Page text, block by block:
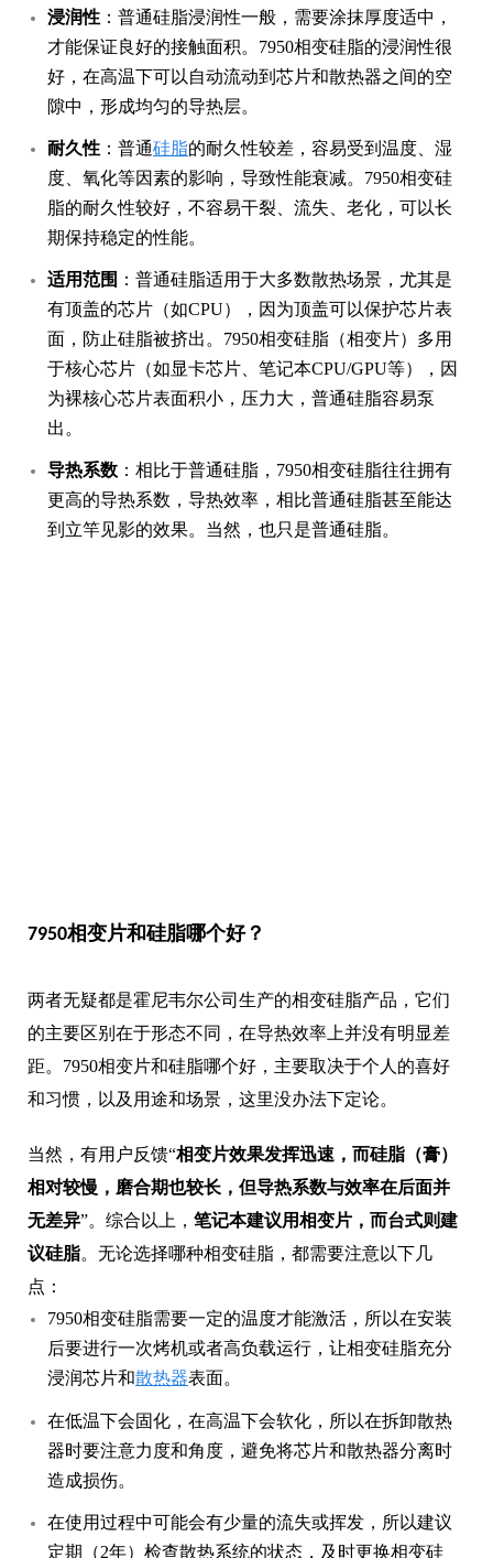
浸润性 ：普通硅脂浸润性一般，需要涂抹厚度适中，
才能保证良好的接触面积。7950相变硅脂的浸润性很
好，在高温下可以自动流动到芯片和散热器之间的空
隙中，形成均匀的导热层。
耐久性 ：普通硅脂的耐久性较差，容易受到温度、湿
度、氧化等因素的影响，导致性能衰减。7950相变硅
脂的耐久性较好，不容易干裂、流失、老化，可以长
期保持稳定的性能。
适用范围 ：普通硅脂适用于大多数散热场景，尤其是
有顶盖的芯片（如CPU），因为顶盖可以保护芯片表
面，防止硅脂被挤出。7950相变硅脂（相变片）多用
于核心芯片（如显卡芯片、笔记本CPU/GPU等），因
为裸核心芯片表面积小，压力大，普通硅脂容易泵
出。
导热系数 ：相比于普通硅脂，7950相变硅脂往往拥有
更高的导热系数，导热效率，相比普通硅脂甚至能达
到立竿见影的效果。当然，也只是普通硅脂。
的主要区别在于形态不同，在导热效率上并没有明显差
距。7950相变片和硅脂哪个好，主要取决于个人的喜好
和习惯，以及用途和场景，这里没办法下定论。
当然，有用户反馈“ 相变片效果发挥迅速，而硅脂（膏）
相对较慢，磨合期也较长，但导热系数与效率在后面并
无差异”。综合以上，笔记本建议用相变片，而台式则建
议硅脂。无论选择哪种相变硅脂，都需要注意以下几
点：
后要进行一次烤机或者高负载运行，让相变硅脂充分
浸润芯片和 散热器 表面。
在低温下会固化，在高温下会软化，所以在拆卸散热
器时要注意力度和角度，避免将芯片和散热器分离时
造成损伤。
在使用过程中可能会有少量的流失或挥发，所以建议
定期（2年）检查散热系统的状态，及时更换相变硅
脂。